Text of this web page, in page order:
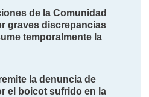
de la Comunidad
graves discrepancias
temporalmente la
la denuncia de
el boicot sufrido en la